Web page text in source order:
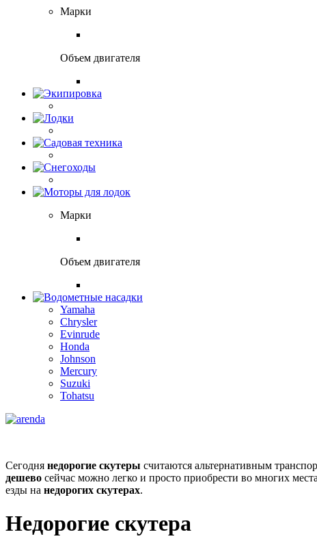
Марки
Объем двигателя
Марки
Объем двигателя
Yamaha
Chrysler
Evinrude
Honda
Johnson
Mercury
Suzuki
Tohatsu
Сегодня недорогие скутеры считаются альтернативным
дешево сейчас можно легко и просто приобрести во многих
езды на недорогих скутерах.
Недорогие скутера